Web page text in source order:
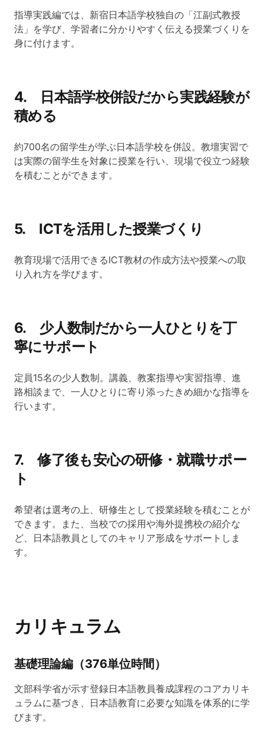
指導実践編では、新宿日本語学校独自の「江副式教授
法」を学び、学習者に分かりやすく伝える授業づくりを
身に付けます。
4. 日本語学校併設だから実践経験が
積める
約700名の留学生が学ぶ日本語学校を併設。教壇実習で
は実際の留学生を対象に授業を行い、現場で役立つ経験
を積むことができます。
5. ICTを活用した授業づくり
教育現場で活用できるICT教材の作成方法や授業への取
り入れ方を学びます。
6. 少人数制だから一人ひとりを丁
寧にサポート
定員15名の少人数制。講義、教案指導や実習指導、進
路相談まで、一人ひとりに寄り添ったきめ細かな指導を
行います。
7. 修了後も安心の研修・就職サポー
ト
希望者は選考の上、研修生として授業経験を積むことが
できます。また、当校での採用や海外提携校の紹介な
ど、日本語教員としてのキャリア形成をサポートしま
す。
カリキュラム
基礎理論編（376単位時間）
文部科学省が示す登録日本語教員養成課程のコアカリキ
ュラムに基づき、日本語教育に必要な知識を体系的に学
びます。